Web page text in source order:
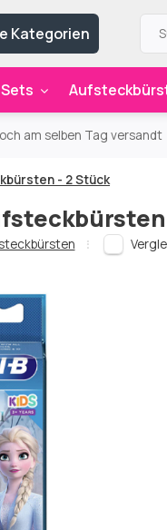
Kategorien
am selben Tag versandt
- 2 Stück